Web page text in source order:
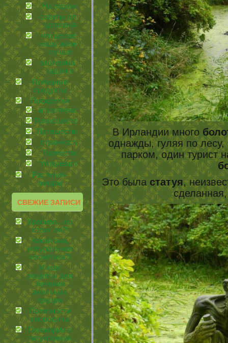
На экране
советы для
здоровья
что делает
нашу жизнь
лучше
эзотерика и
гадания
Полезные
продукты
Посиделки
иcцеляемся
Происшествия
Путешествия
странности
Торжества
Угощаемся!
Растения-
лекари
СВЕЖИЕ ЗАПИСИ
Красиво…но
стоит ли?!
Какая она,
натуральная
косметика?!
И еще
рецепты для
лечения
анальных
трещин
Полезности
смородины
Поговорим о
татуировках
В Ирландии много
однажды, гуляя по
парком, один турист
Это была статуя,